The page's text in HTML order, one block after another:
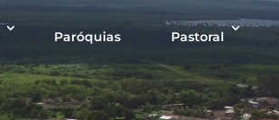
Paróquias Pastoral